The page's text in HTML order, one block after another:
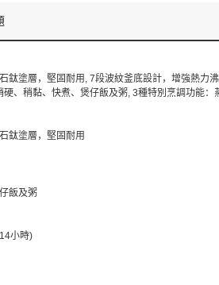
塗層，堅固耐用, 7段波紋釜底設計，增強熱力
、稍黏、快煮、煲仔飯及粥, 3種特別烹調功能：
鈦塗層，堅固耐用
飯及粥
小時)